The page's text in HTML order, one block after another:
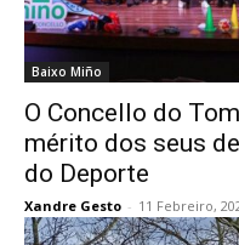
Baixo Miño
O Concello do
mérito dos seus
do Deporte
Xandre Gesto - 11 Febreiro,